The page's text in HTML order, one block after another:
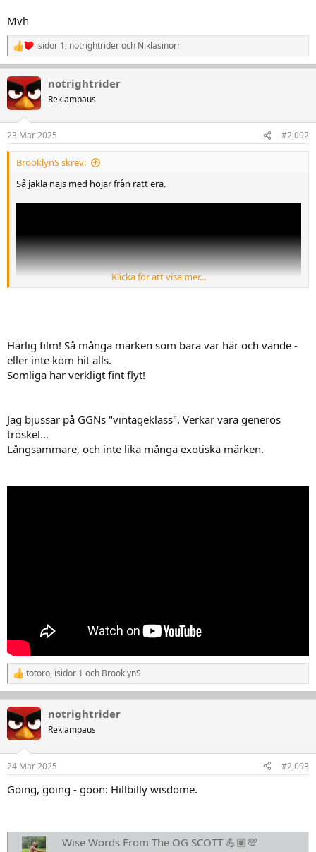
Mvh
R
e
a
k
t
i
e
r
isidor 1, notrightrideroch Niklasinorr
notrightrider
Reklampaus
23 Mar 2025 #2,092
BrooklynS skrev:
Så jäkla najs med hojar från rätt era.
Klicka för att visa mer...
Härlig film! Så många märken som bara var här och vände -
eller inte kom hit alls.
Somliga har verkligt fint flyt!
Jag bjussar på GGNs "vintageklass". Verkar vara generös
tröskel...
Långsammare, och inte lika många exotiska märken.
R
e
a
k
t
i
n
e
:
totoro, isidor 1 och BrooklynS
notrightrider
Reklampaus
24 Mar 2025 #2,093
Going, going - goon: Hillbilly wisdome.
Wise Words From The OG SCOTT 💪🏽💯